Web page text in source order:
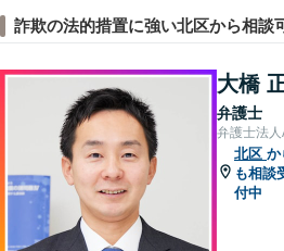
詐欺の法的措置に強い北区から相談
大橋
弁護士
弁護士法人
北区 か
も相談
付中